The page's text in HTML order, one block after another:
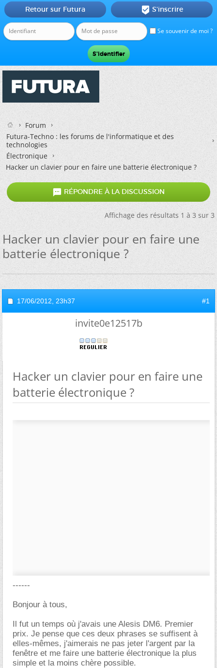
Se souvenir de moi ?
Retour sur Futura  S'inscrire
Forum
Futura-Techno : les forums de l'informatique et des
technologies
Électronique
Hacker un clavier pour en faire une batterie électronique ?
 RÉPONDRE À LA DISCUSSION
Affichage des résultats 1 à 3 sur 3
Hacker un clavier pour en faire une
batterie électronique ?
17/06/2012, 23h37 #1
invite0e12517b
Hacker un clavier pour en faire une
batterie électronique ?
------
Bonjour à tous,
Il fut un temps où j'avais une Alesis DM6. Premier
prix. Je pense que ces deux phrases se suffisent à
elles-mêmes, j'aimerais ne pas jeter l'argent par la
fenêtre et me faire une batterie électronique la plus
simple et la moins chère possible.